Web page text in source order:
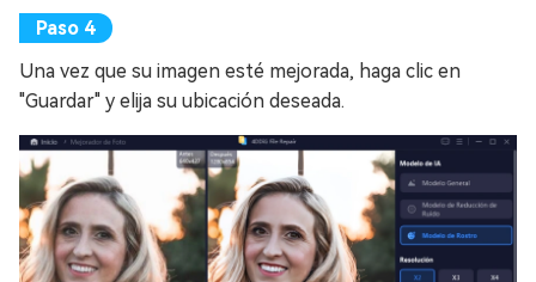
Una vez que su imagen esté mejorada, haga clic en
"Guardar" y elija su ubicación deseada.